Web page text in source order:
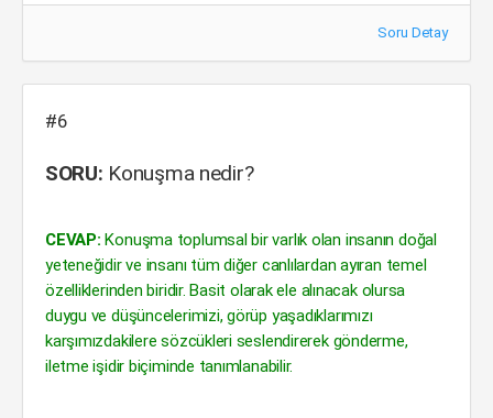
Soru Detay
#6
SORU: Konuşma nedir?
CEVAP: Konuşma toplumsal bir varlık olan insanın doğal
yeteneğidir ve insanı tüm diğer canlılardan ayıran temel
özelliklerinden biridir. Basit olarak ele alınacak olursa
duygu ve düşüncelerimizi, görüp yaşadıklarımızı
karşımızdakilere sözcükleri seslendirerek gönderme,
iletme işidir biçiminde tanımlanabilir.